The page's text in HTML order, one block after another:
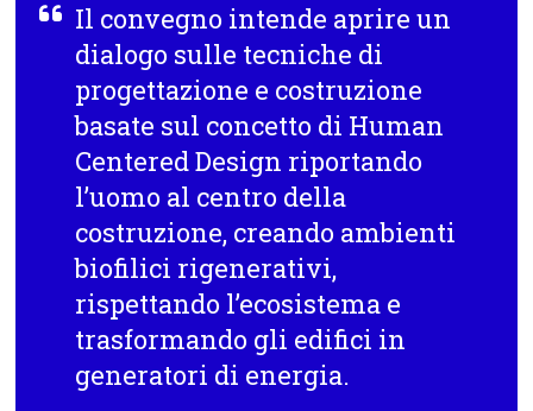
Il convegno intende aprire un
dialogo sulle tecniche di
progettazione e costruzione
basate sul concetto di Human
Centered Design riportando
l’uomo al centro della
costruzione, creando ambienti
biofilici rigenerativi,
rispettando l’ecosistema e
trasformando gli edifici in
generatori di energia.